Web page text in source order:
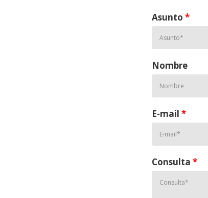
Asunto *
Nombre
E-mail *
Consulta *